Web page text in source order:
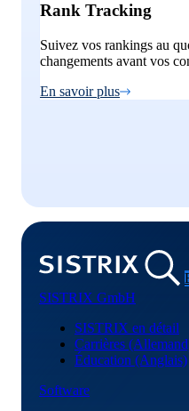
Rank Tracking
Suivez vos rankings au
changements avant vos
En savoir plus
SISTRIX GmbH
SISTRIX en détail
Carrières
Éducation (Anglais)
Software